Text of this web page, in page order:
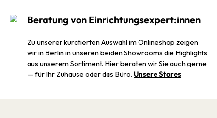
Beratung von Einrichtungsexpert:innen
Zu unserer kuratierten Auswahl im Onlineshop zeigen
wir in Berlin in unseren beiden Showrooms die Highlights
aus unserem Sortiment. Hier beraten wir Sie auch gerne
— für Ihr Zuhause oder das Büro. Unsere Stores